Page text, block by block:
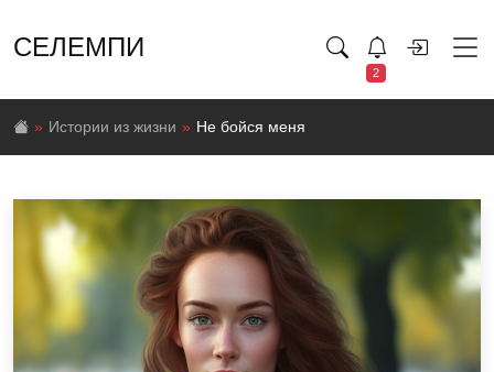
СЕЛЕМПИ
2
Истории из жизни Не бойся меня